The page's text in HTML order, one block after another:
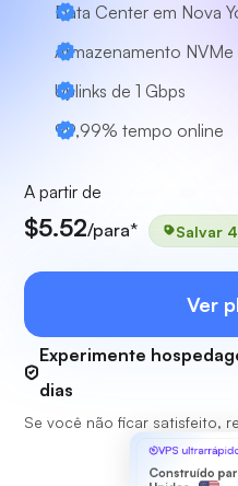
Data Center em Nova
Armazenamento NVMe
Uplinks de 1 Gbps
99,99% tempo online
A partir de
$5.52/para* Salvar
Ver
Experimente
dias
Se você não ficar satisfeito,
VPS
Construído